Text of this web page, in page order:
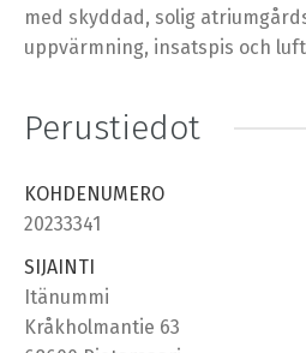
med skyddad, solig
uppvärmning, insatspis och
Perustiedot
KOHDENUMERO
20233341
SIJAINTI
Itänummi
Kråkholmantie 63